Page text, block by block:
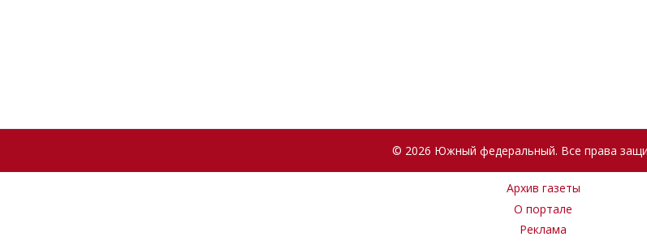
© 2026 Южный федеральный. Все права
Архив газеты
О портале
Реклама